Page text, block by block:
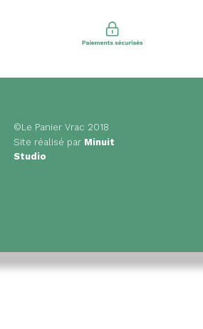
©Le Panier Vrac 2018
Site réalisé par Minuit
Studio